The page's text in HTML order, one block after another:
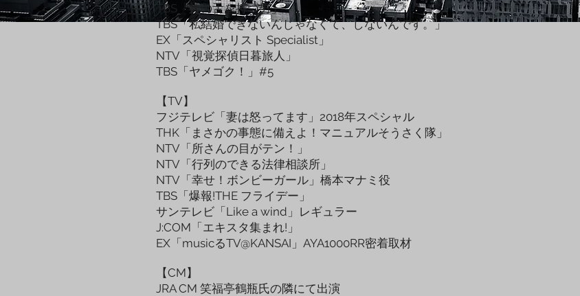
TBS「神の舌を持つ男」
TBS「私結婚できないんじゃなくて、しないんです。」
EX「スペシャリスト Specialist」
NTV「視覚探偵日暮旅人」
TBS「ヤメゴク！」#5
【TV】
フジテレビ「妻は怒ってます」2018年スペシャル
THK「まさかの事態に備えよ！マニュアルそうさく隊」
NTV「所さんの目がテン！」
NTV「行列のできる法律相談所」
NTV「幸せ！ボンビーガール」橋本マナミ役
TBS「爆報!THE フライデー」
サンテレビ「Like a wind」レギュラー
J:COM「エキスタ集まれ!」
EX「musicるTV@KANSAI」AYA1000RR密着取材
【CM】
JRA CM 笑福亭鶴瓶氏の隣にて出演